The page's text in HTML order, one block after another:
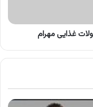
غذایی مهرام